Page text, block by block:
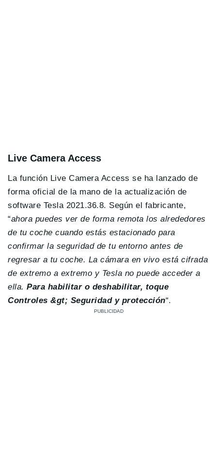
Live Camera Access
La función Live Camera Access se ha lanzado de
forma oficial de la mano de la actualización de
software Tesla 2021.36.8. Según el fabricante,
“ahora puedes ver de forma remota los alrededores
de tu coche cuando estás estacionado para
confirmar la seguridad de tu entorno antes de
regresar a tu coche. La cámara en vivo está cifrada
de extremo a extremo y Tesla no puede acceder a
ella.Para habilitar o deshabilitar, toque
Controles &gt; Seguridad y protección“.